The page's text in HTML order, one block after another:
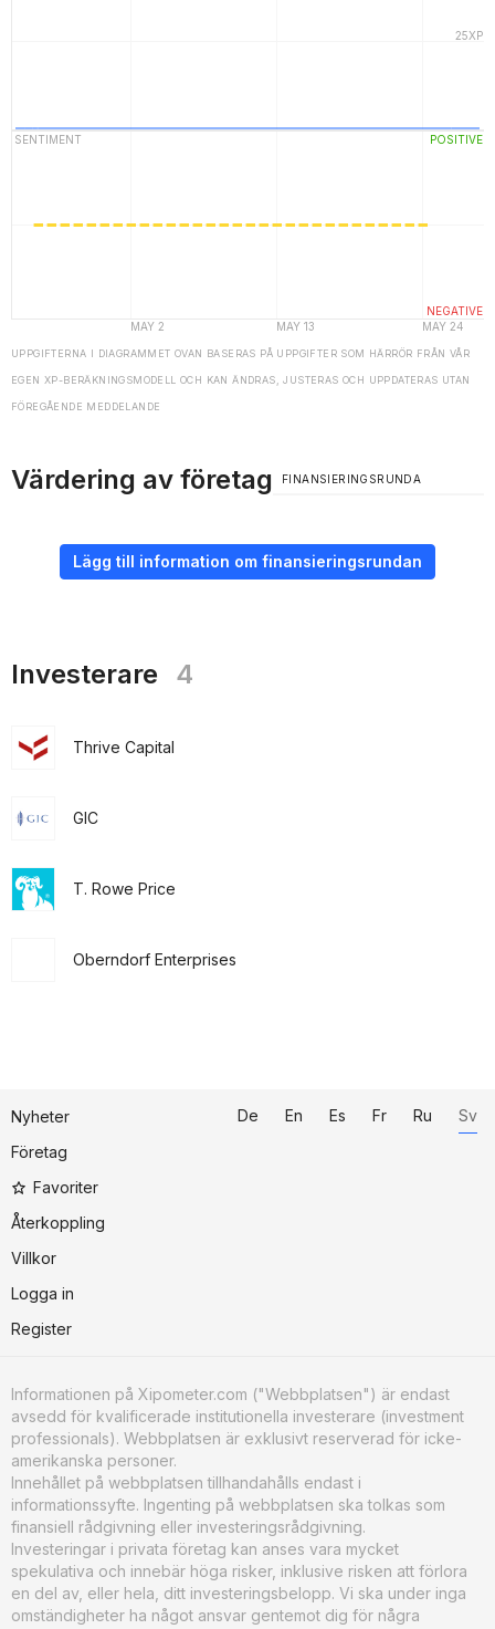
UPPGIFTERNA I DIAGRAMMET OVAN BASERAS PÅ UPPGIFTER SOM HÄRRÖR FRÅN VÅR
EGEN XP-BERÄKNINGSMODELL OCH KAN ÄNDRAS, JUSTERAS OCH UPPDATERAS UTAN
FÖREGÅENDE MEDDELANDE
Värdering av företag FINANSIERINGSRUNDA
Lägg till information om finansieringsrundan
Investerare 4
Thrive Capital
GIC
T. Rowe Price
Oberndorf Enterprises
Nyheter
Företag
Favoriter
Återkoppling
Villkor
Logga in
Register
De En Es Fr Ru Sv
Informationen på Xipometer.com ("Webbplatsen") är endast
avsedd för kvalificerade institutionella investerare (investment
professionals). Webbplatsen är exklusivt reserverad för icke-
amerikanska personer.
Innehållet på webbplatsen tillhandahålls endast i
informationssyfte. Ingenting på webbplatsen ska tolkas som
finansiell rådgivning eller investeringsrådgivning.
Investeringar i privata företag kan anses vara mycket
spekulativa och innebär höga risker, inklusive risken att förlora
en del av, eller hela, ditt investeringsbelopp. Vi ska under inga
omständigheter ha något ansvar gentemot dig för några